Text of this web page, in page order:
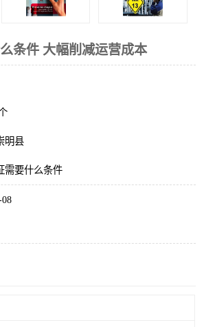
条件 大幅削减运营成本
明县
需要什么条件
08